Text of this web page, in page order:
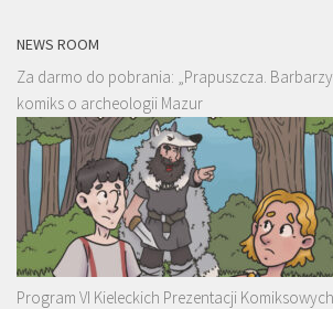
NEWS ROOM
Za darmo do pobrania: „Prapuszcza.
komiks o archeologii Mazur
Program VI Kieleckich Prezentacji